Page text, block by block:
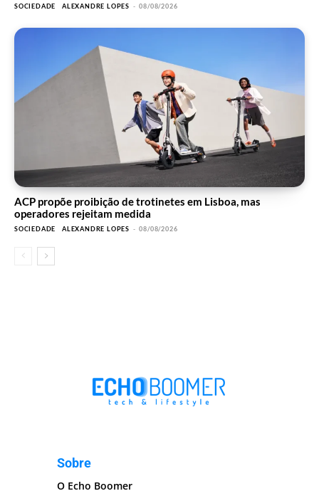
SOCIEDADE ALEXANDRE LOPES - 08/08/2026
ACP propõe proibição de trotinetes em Lisboa, mas
operadores rejeitam medida
SOCIEDADE ALEXANDRE LOPES - 08/08/2026
Sobre
O Echo Boomer